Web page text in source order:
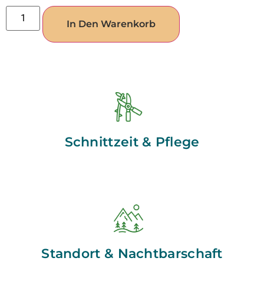
In Den Warenkorb
Schnittzeit & Pflege
Standort & Nachtbarschaft